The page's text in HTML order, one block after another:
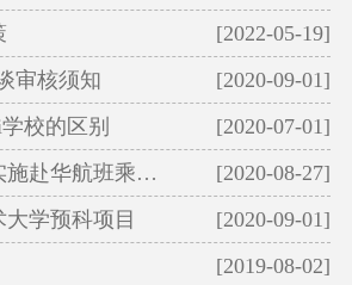
[2022-05-19]
审核须知
[2020-09-01]
校的区别
[2020-07-01]
关于在奥地利实施赴华航班乘客凭新冠病毒核
[2020-08-27]
学预科项目
[2020-09-01]
[2019-08-02]